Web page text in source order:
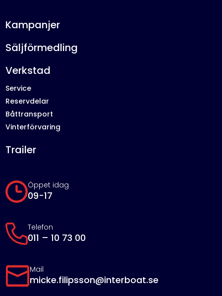
Öppet idag
09-17
Telefon
011 – 10 73 00
Mail
micke.filipsson@interboat.se
Kampanjer
Säljförmedling
Verkstad
Service
Reservdelar
Båttransport
Vinterförvaring
Trailer